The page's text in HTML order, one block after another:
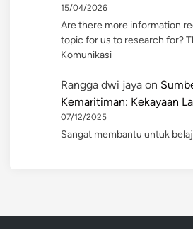
15/04/2026
Are there more information
topic for us to research for?
Komunikasi
Rangga dwi jaya on
Kemaritiman: Kekayaan
07/12/2025
Sangat membantu untuk